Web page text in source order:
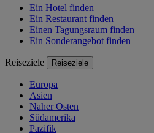
Ein Hotel finden
Ein Restaurant finden
Einen Tagungsraum finden
Ein Sonderangebot finden
Reiseziele Reiseziele
Europa
Asien
Naher Osten
Südamerika
Pazifik